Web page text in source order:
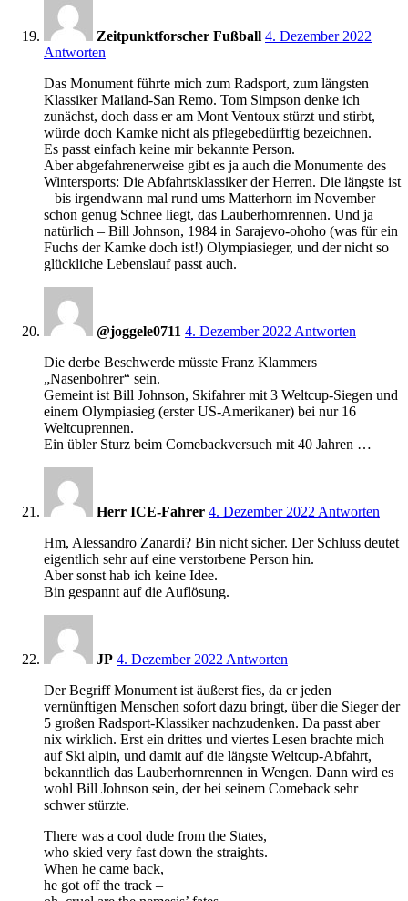
Zeitpunktforscher Fußball 4. Dezember 2022
Antworten
Das Monument führte mich zum Radsport, zum längsten
Klassiker Mailand-San Remo. Tom Simpson denke ich
zunächst, doch dass er am Mont Ventoux stürzt und stirbt,
würde doch Kamke nicht als pflegebedürftig bezeichnen.
Es passt einfach keine mir bekannte Person.
Aber abgefahrenerweise gibt es ja auch die Monumente des
Wintersports: Die Abfahrtsklassiker der Herren. Die längste ist
– bis irgendwann mal rund ums Matterhorn im November
schon genug Schnee liegt, das Lauberhornrennen. Und ja
natürlich – Bill Johnson, 1984 in Sarajevo-ohoho (was für ein
Fuchs der Kamke doch ist!) Olympiasieger, und der nicht so
glückliche Lebenslauf passt auch.
@joggele0711 4. Dezember 2022 Antworten
Die derbe Beschwerde müsste Franz Klammers
„Nasenbohrer“ sein.
Gemeint ist Bill Johnson, Skifahrer mit 3 Weltcup-Siegen und
einem Olympiasieg (erster US-Amerikaner) bei nur 16
Weltcuprennen.
Ein übler Sturz beim Comebackversuch mit 40 Jahren …
Herr ICE-Fahrer 4. Dezember 2022 Antworten
Hm, Alessandro Zanardi? Bin nicht sicher. Der Schluss deutet
eigentlich sehr auf eine verstorbene Person hin.
Aber sonst hab ich keine Idee.
Bin gespannt auf die Auflösung.
JP 4. Dezember 2022 Antworten
Der Begriff Monument ist äußerst fies, da er jeden
vernünftigen Menschen sofort dazu bringt, über die Sieger der
5 großen Radsport-Klassiker nachzudenken. Da passt aber
nix wirklich. Erst ein drittes und viertes Lesen brachte mich
auf Ski alpin, und damit auf die längste Weltcup-Abfahrt,
bekanntlich das Lauberhornrennen in Wengen. Dann wird es
wohl Bill Johnson sein, der bei seinem Comeback sehr
schwer stürzte.
There was a cool dude from the States,
who skied very fast down the straights.
When he came back,
he got off the track –